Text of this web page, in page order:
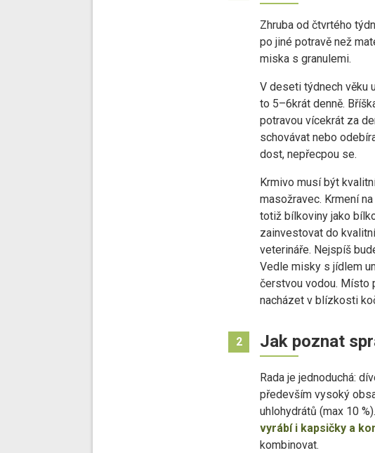
Zhruba od čtvrtého
po jiné potravě než
miska s granulemi.
V deseti týdnech věku
to 5–6krát denně.
potravou vícekrát za
schovávat nebo
dost, nepřecpou se.
Krmivo musí být
masožravec. Krmení
totiž bílkoviny jako
zainvestovat do
veterináře. Nejspíš
Vedle misky s jídlem
čerstvou vodou. Místo
nacházet v blízkosti
2 Jak poznat
Rada je jednoduchá:
především vysoký
uhlohydrátů (max 10
vyrábí i kapsičky a
kombinovat.